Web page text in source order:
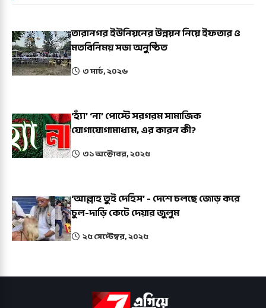
তারানগর ইউনিয়নের উন্নয়ন নিয়ে ইফতার ও
মতবিনিময় সভা অনুষ্ঠিত
৩ মার্চ, ২০২৬
‘হ্যাঁ’ ‘না’ পোস্টে সরগরম সামাজিক
যোগাযোগামাধ্যম, এর কারন কী?
৩১ অক্টোবর, ২০২৫
‘আল্লাহ তুই দেহিস’ - দেশে চলছে জোড় করে
চুল-দাড়ি কেটে দেয়ার জুলুম
২৫ সেপ্টেম্বর, ২০২৫